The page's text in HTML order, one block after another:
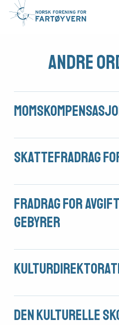
Medlemsfartøy
Søk
om
midler
Andre
Skattefradrag
Fradrag for
gebyrer
Den kulturelle